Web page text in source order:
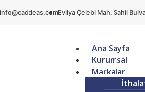
info@caddeas.comEvliya Çelebi Mah. Sahil
Ana Sayfa
Kurumsal
Markalar